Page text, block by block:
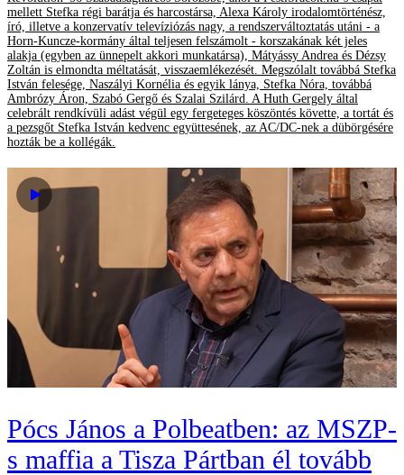
mellett Stefka régi barátja és harcostársa, Alexa Károly irodalomtörténész,
író, illetve a konzervatív televíziózás nagy, a rendszerváltoztatás utáni - a
Horn-Kuncze-kormány által teljesen felszámolt - korszakának két jeles
alakja (egyben az ünnepelt akkori munkatársa), Mátyássy Andrea és Dézsy
Zoltán is elmondta méltatását, visszaemlékezését. Megszólalt továbbá Stefka
István felesége, Naszályi Kornélia és egyik lánya, Stefka Nóra, továbbá
Ambrózy Áron, Szabó Gergő és Szalai Szilárd. A Huth Gergely által
celebrált rendkívüli adást végül egy fergeteges köszöntés követte, a tortát és
a pezsgőt Stefka István kedvenc együttesének, az AC/DC-nek a dübörgésére
hozták be a kollégák.
Pócs János a Polbeatben: az MSZP-
s maffia a Tisza Pártban él tovább